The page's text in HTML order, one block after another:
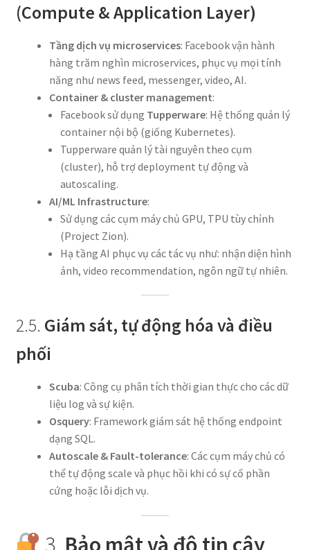
(Compute & Application Layer)
Tầng dịch vụ microservices: Facebook vận hành
hàng trăm nghìn microservices, phục vụ mọi tính
năng như news feed, messenger, video, AI.
Container & cluster management:
Facebook sử dụng Tupperware: Hệ thống quản lý
container nội bộ (giống Kubernetes).
Tupperware quản lý tài nguyên theo cụm
(cluster), hỗ trợ deployment tự động và
autoscaling.
AI/ML Infrastructure:
Sử dụng các cụm máy chủ GPU, TPU tùy chỉnh
(Project Zion).
Hạ tầng AI phục vụ các tác vụ như: nhận diện hình
ảnh, video recommendation, ngôn ngữ tự nhiên.
2.5. Giám sát, tự động hóa và điều
phối
Scuba: Công cụ phân tích thời gian thực cho các dữ
liệu log và sự kiện.
Osquery: Framework giám sát hệ thống endpoint
dạng SQL.
Autoscale & Fault-tolerance: Các cụm máy chủ có
thể tự động scale và phục hồi khi có sự cố phần
cứng hoặc lỗi dịch vụ.